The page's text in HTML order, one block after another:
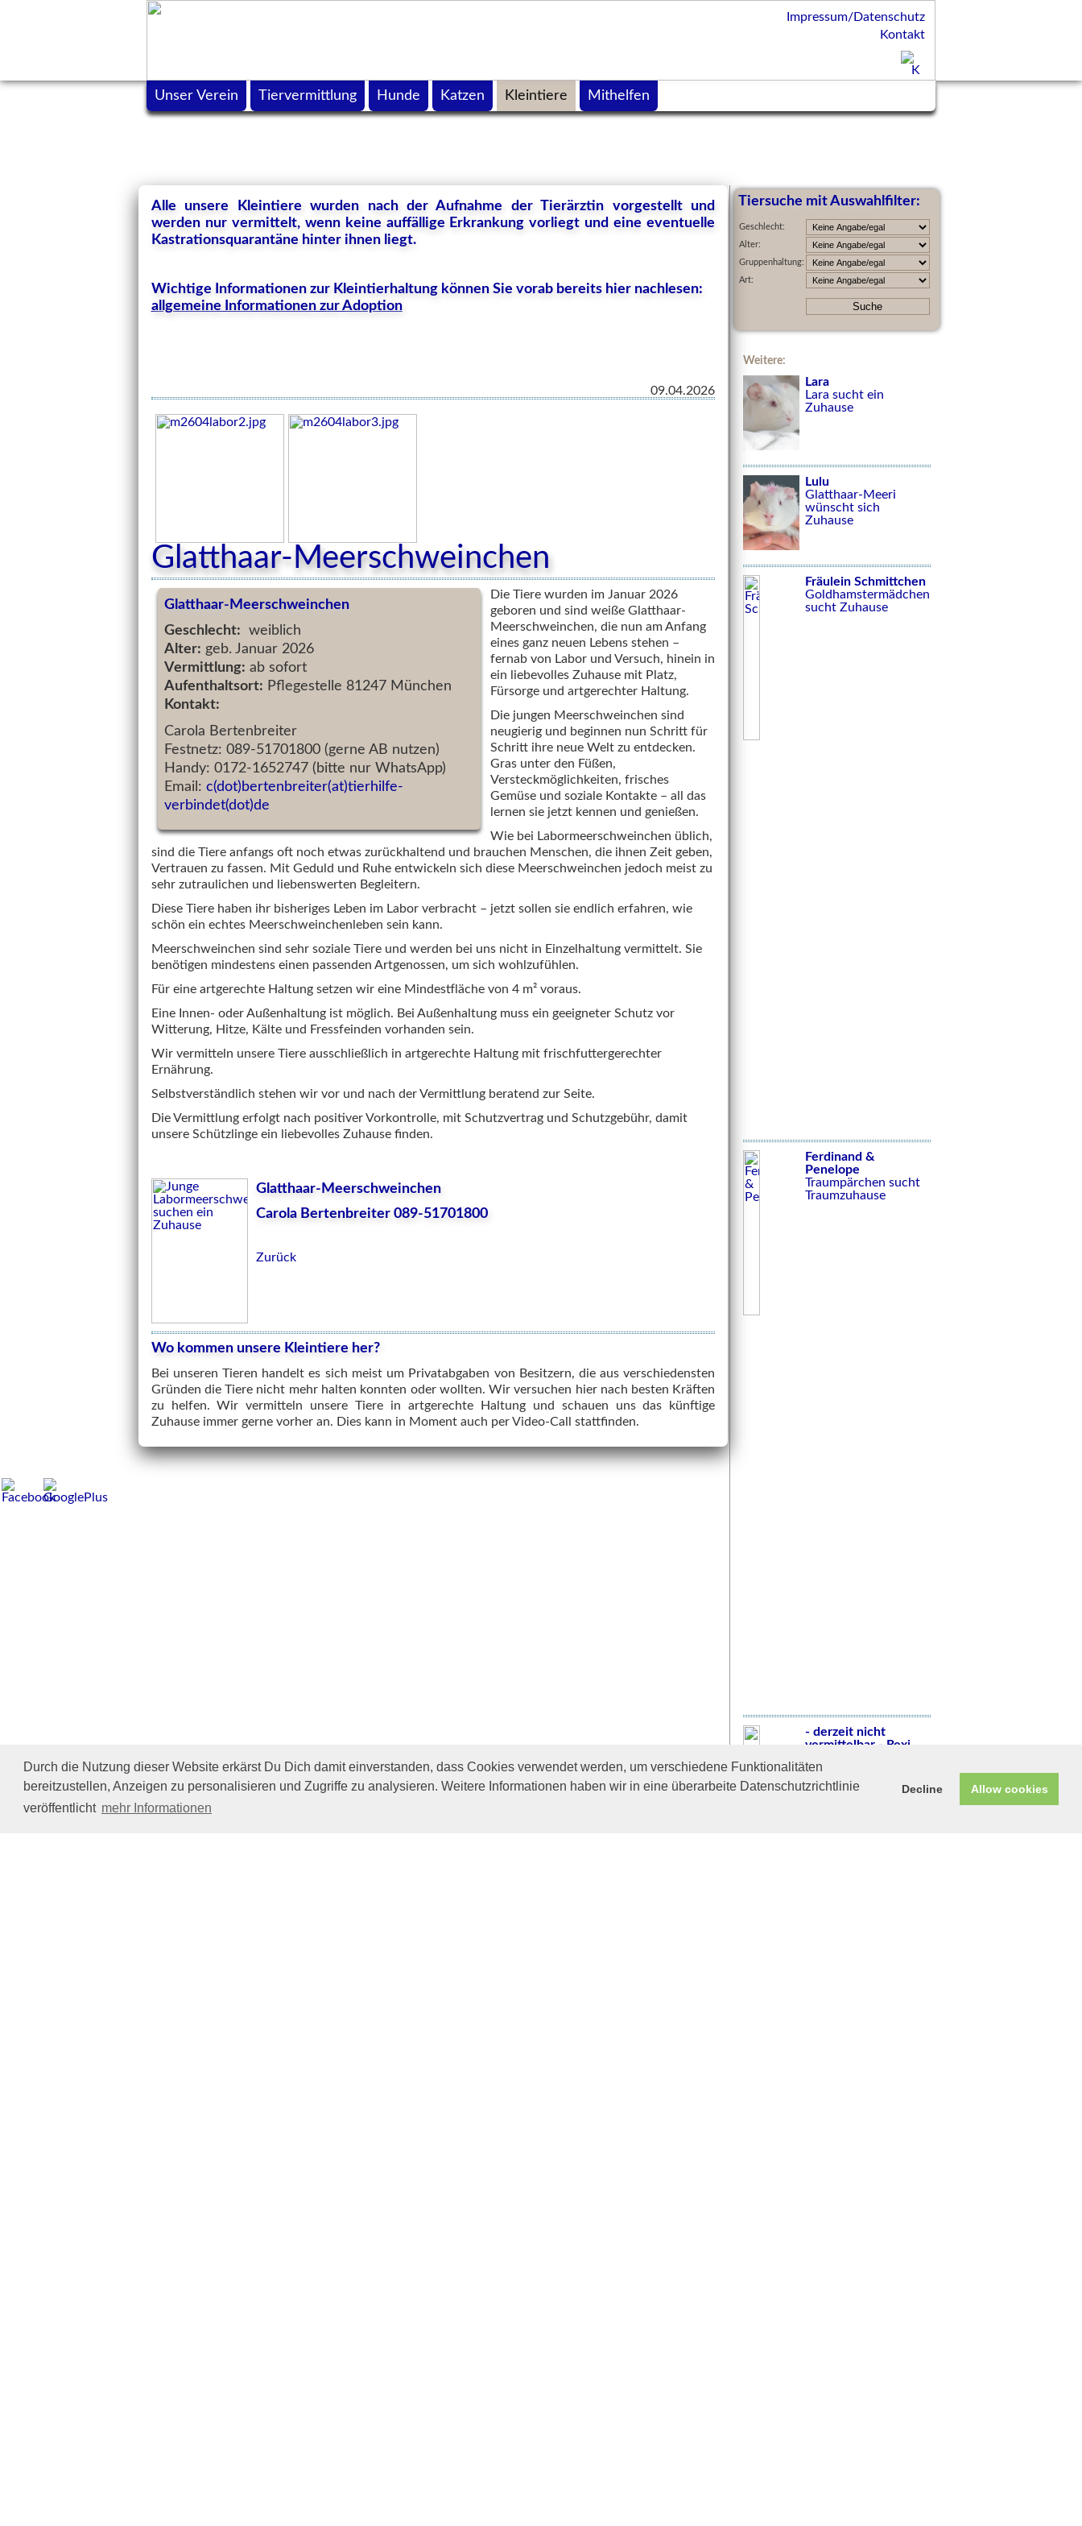
Durch die Nutzung dieser Website erkärst Du Dich damit einverstanden, dass Cookies verwendet werden, um verschiedene Funktionalitäten
bereitzustellen, Anzeigen zu personalisieren und Zugriffe zu analysieren. Weitere Informationen haben wir in eine überarbeite Datenschutzrichtlinie
veröffentlicht mehr Informationen
Decline Allow cookies
Tiersuche mit Auswahlfilter:
Geschlecht:
Alter:
Gruppenhaltung:
Art:
Weitere:
Lara
Lara sucht ein
Zuhause
Lulu
Glatthaar-Meeri
wünscht sich
Zuhause
Fräulein Schmittchen
Goldhamstermädchen
sucht Zuhause
Ferdinand &
Penelope
Traumpärchen sucht
Traumzuhause
- derzeit nicht
vermittelbar - Rexi
sucht sein
Glückszuhause
Alle unsere Kleintiere wurden nach der Aufnahme der Tierärztin vorgestellt und
werden nur vermittelt, wenn keine auffällige Erkrankung vorliegt und eine eventuelle
Kastrationsquarantäne hinter ihnen liegt.
Wichtige Informationen zur Kleintierhaltung können Sie vorab bereits hier nachlesen:
allgemeine Informationen zur Adoption
09.04.2026
Glatthaar-Meerschweinchen
Glatthaar-Meerschweinchen
Geschlecht: weiblich
Alter: geb. Januar 2026
Vermittlung: ab sofort
Aufenthaltsort: Pflegestelle 81247 München
Kontakt:
Carola Bertenbreiter
Festnetz: 089-51701800 (gerne AB nutzen)
Handy: 0172-1652747 (bitte nur WhatsApp)
Email: c(dot)bertenbreiter(at)tierhilfe-
verbindet(dot)de
Die Tiere wurden im Januar 2026
geboren und sind weiße Glatthaar-
Meerschweinchen, die nun am Anfang
eines ganz neuen Lebens stehen –
fernab von Labor und Versuch, hinein in
ein liebevolles Zuhause mit Platz,
Fürsorge und artgerechter Haltung.
Die jungen Meerschweinchen sind
neugierig und beginnen nun Schritt für
Schritt ihre neue Welt zu entdecken.
Gras unter den Füßen,
Versteckmöglichkeiten, frisches
Gemüse und soziale Kontakte – all das
lernen sie jetzt kennen und genießen.
Wie bei Labormeerschweinchen üblich,
sind die Tiere anfangs oft noch etwas zurückhaltend und brauchen Menschen, die ihnen Zeit geben,
Vertrauen zu fassen. Mit Geduld und Ruhe entwickeln sich diese Meerschweinchen jedoch meist zu
sehr zutraulichen und liebenswerten Begleitern.
Diese Tiere haben ihr bisheriges Leben im Labor verbracht – jetzt sollen sie endlich erfahren, wie
schön ein echtes Meerschweinchenleben sein kann.
Meerschweinchen sind sehr soziale Tiere und werden bei uns nicht in Einzelhaltung vermittelt. Sie
benötigen mindestens einen passenden Artgenossen, um sich wohlzufühlen.
Für eine artgerechte Haltung setzen wir eine Mindestfläche von 4 m² voraus.
Eine Innen- oder Außenhaltung ist möglich. Bei Außenhaltung muss ein geeigneter Schutz vor
Witterung, Hitze, Kälte und Fressfeinden vorhanden sein.
Wir vermitteln unsere Tiere ausschließlich in artgerechte Haltung mit frischfuttergerechter
Ernährung.
Selbstverständlich stehen wir vor und nach der Vermittlung beratend zur Seite.
Die Vermittlung erfolgt nach positiver Vorkontrolle, mit Schutzvertrag und Schutzgebühr, damit
unsere Schützlinge ein liebevolles Zuhause finden.
Glatthaar-Meerschweinchen
Carola Bertenbreiter 089-51701800
Zurück
Wo kommen unsere Kleintiere her?
Bei unseren Tieren handelt es sich meist um Privatabgaben von Besitzern, die aus verschiedensten
Gründen die Tiere nicht mehr halten konnten oder wollten. Wir versuchen hier nach besten Kräften
zu helfen. Wir vermitteln unsere Tiere in artgerechte Haltung und schauen uns das künftige
Zuhause immer gerne vorher an. Dies kann in Moment auch per Video-Call stattfinden.
Impressum/Datenschutz
Kontakt
Helfen Sie mit!
Impressum/DatenschutzTierhilfe Verbindet (c)
Unser Verein Tiervermittlung Hunde Katzen Kleintiere Mithelfen